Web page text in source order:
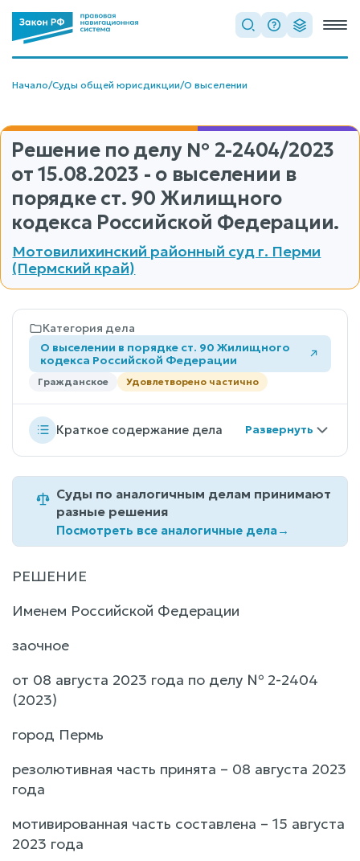
Начало/Суды общей юрисдикции/О выселении
Решение по делу № 2-2404/2023
от 15.08.2023 - о выселении в
порядке ст. 90 Жилищного
кодекса Российской Федерации.
Мотовилихинский районный суд г. Перми
(Пермский край)
Категория дела
О выселении в порядке ст. 90 Жилищного
кодекса Российской Федерации
Гражданское Удовлетворено частично
Краткое содержание дела
Суды по аналогичным делам принимают
разные решения
Посмотреть все аналогичные дела→
РЕШЕНИЕ
Именем Российской Федерации
заочное
от 08 августа 2023 года по делу № 2-2404
(2023)
город Пермь
резолютивная часть принята – 08 августа 2023
года
мотивированная часть составлена – 15 августа
2023 года